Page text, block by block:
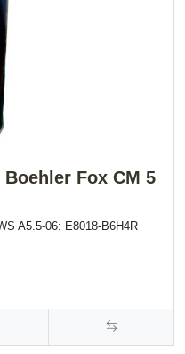
Fox CM 5
A5.5-06: E8018-B6H4R